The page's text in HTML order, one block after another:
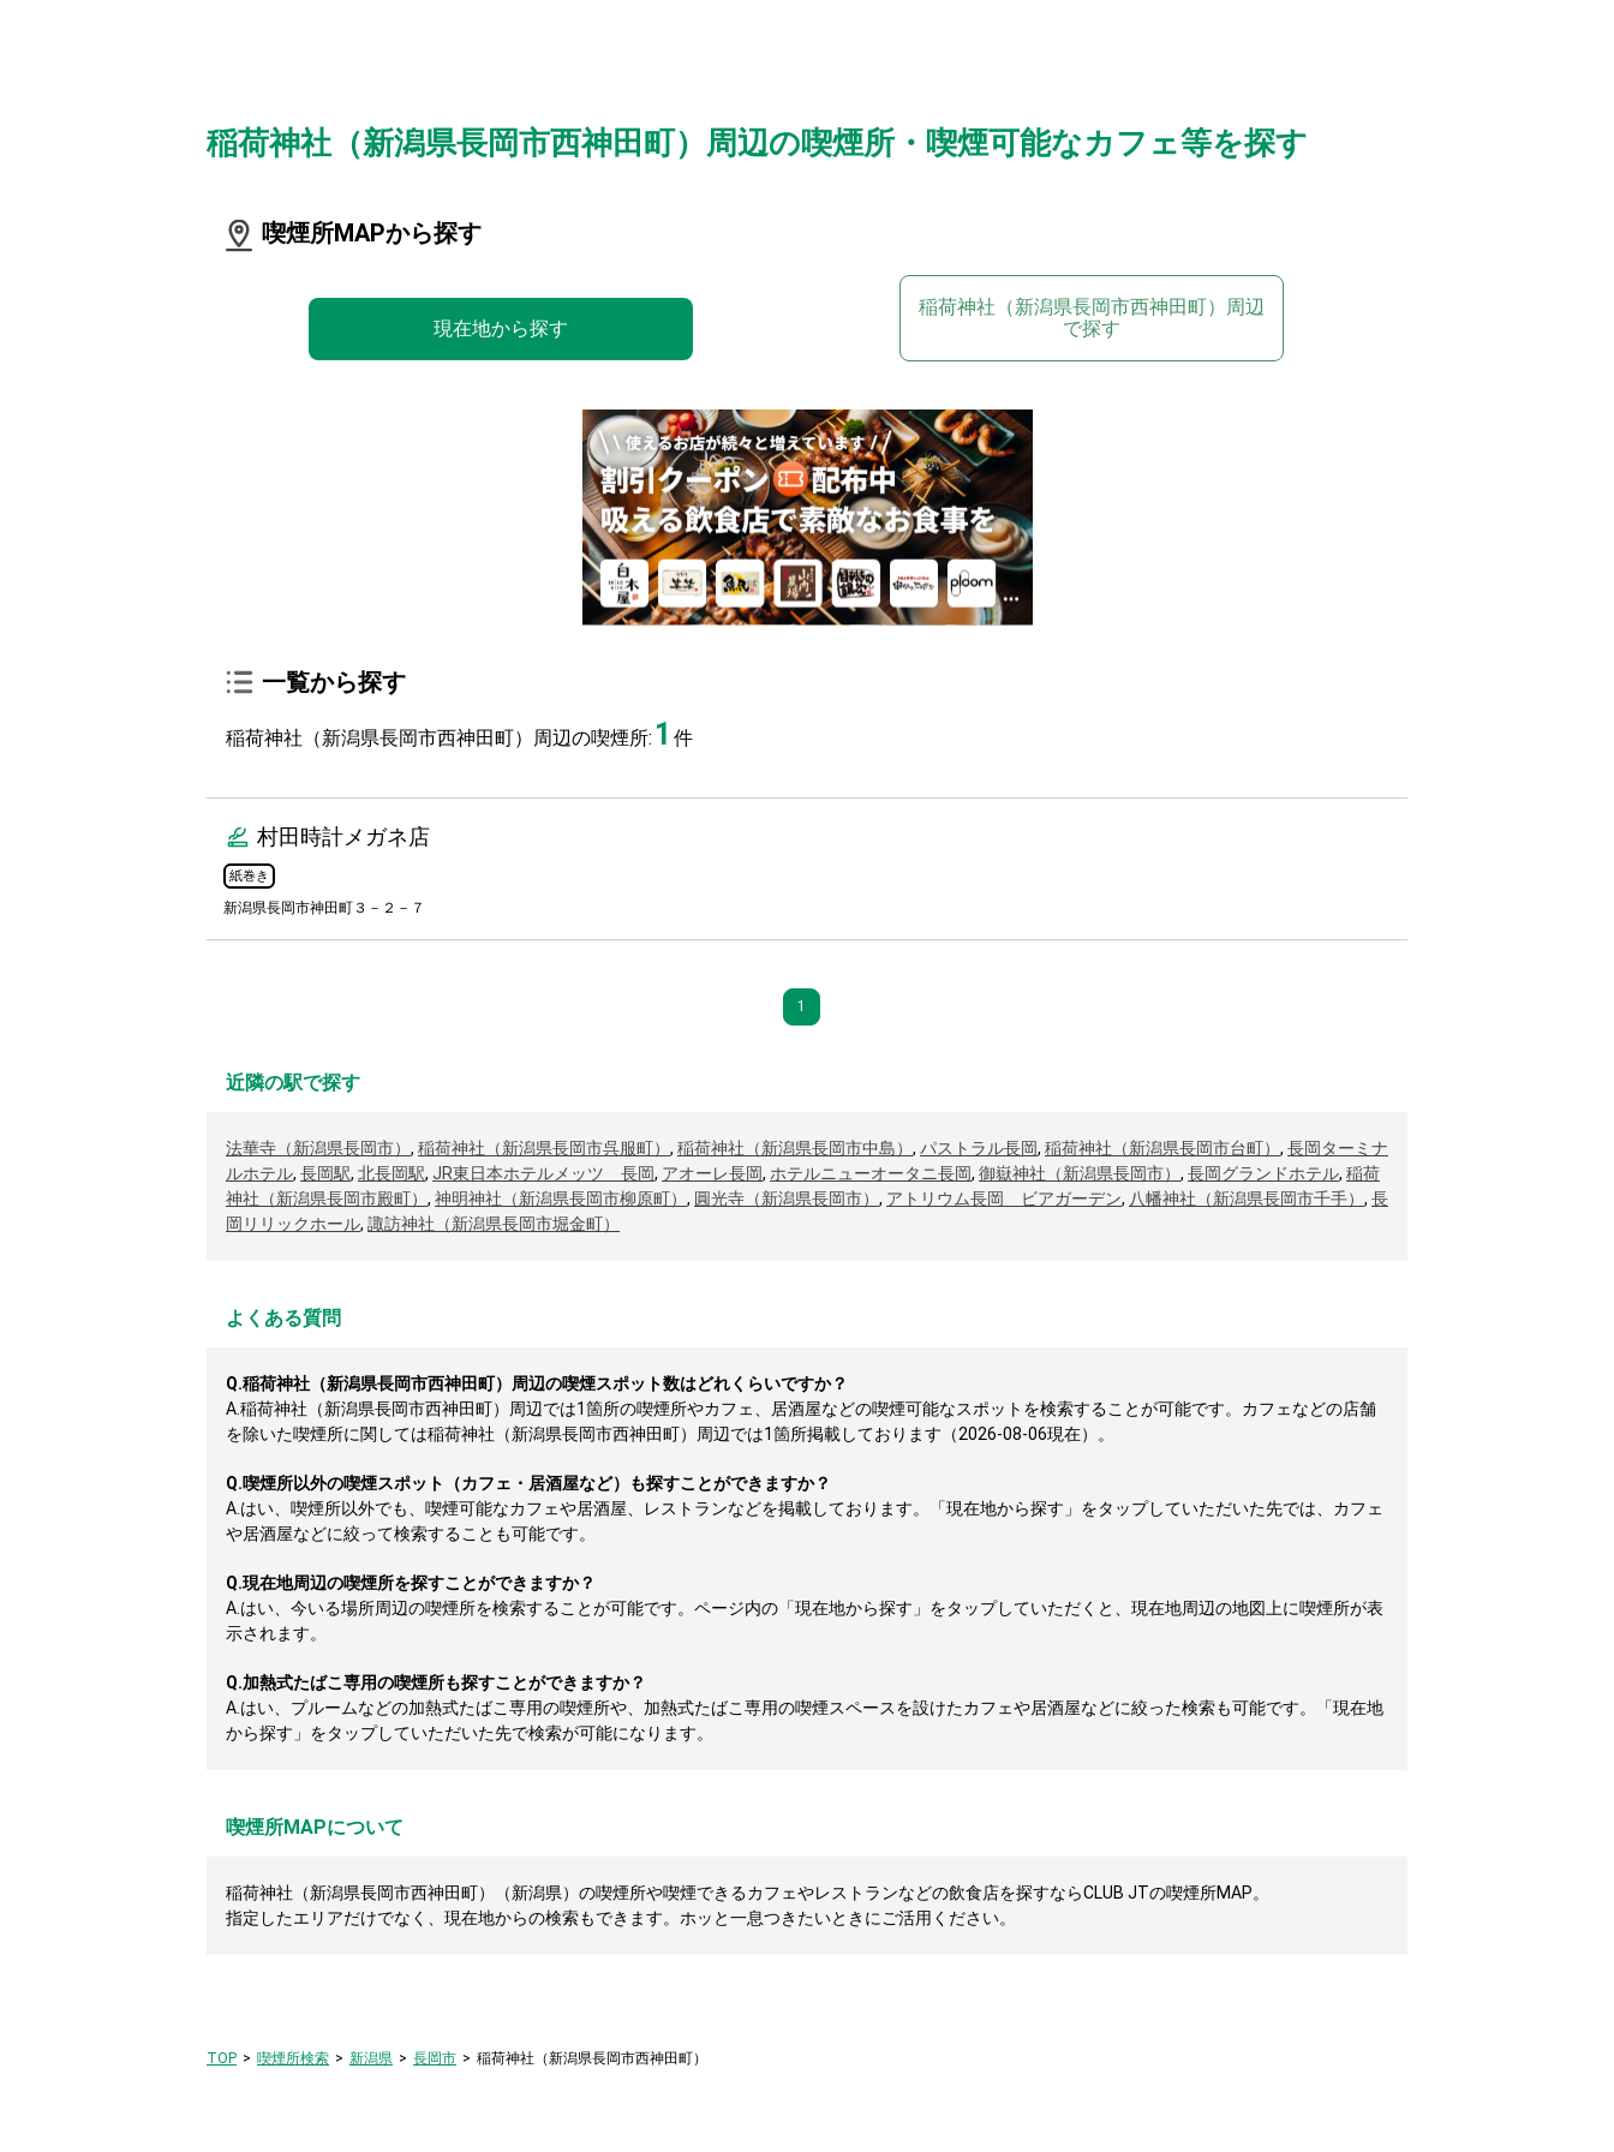
稲荷神社（新潟県長岡市西神田町）周辺の喫煙所・喫煙可能なカフェ等を探す
喫煙所MAPから探す
現在地から探す
稲荷神社（新潟県長岡市西神田町）周辺
で探す
一覧から探す
稲荷神社（新潟県長岡市西神田町）周辺の喫煙所: 1 件
村田時計メガネ店
紙巻き
新潟県長岡市神田町３－２－７
1
近隣の駅で探す
法華寺（新潟県長岡市） , 稲荷神社（新潟県長岡市呉服町） , 稲荷神社（新潟県長岡市中島） , パストラル長岡, 稲荷神社（新潟県長岡市台町） , 長岡ターミナ
ルホテル, 長岡駅, 北長岡駅, JR東日本ホテルメッツ 長岡, アオーレ長岡, ホテルニューオータニ長岡, 御嶽神社（新潟県長岡市） , 長岡グランドホテル, 稲荷
神社（新潟県長岡市殿町） , 神明神社（新潟県長岡市柳原町） , 圓光寺（新潟県長岡市） , アトリウム長岡 ビアガーデン, 八幡神社（新潟県長岡市千手） , 長
岡リリックホール, 諏訪神社（新潟県長岡市堀金町）
よくある質問
Q.稲荷神社（新潟県長岡市西神田町）周辺の喫煙スポット数はどれくらいですか？
A.稲荷神社（新潟県長岡市西神田町）周辺では1箇所の喫煙所やカフェ、居酒屋などの喫煙可能なスポットを検索することが可能です。カフェなどの店舗
を除いた喫煙所に関しては稲荷神社（新潟県長岡市西神田町）周辺では1箇所掲載しております（2026-08-06現在）。
Q.喫煙所以外の喫煙スポット（カフェ・居酒屋など）も探すことができますか？
A. はい、喫煙所以外でも、喫煙可能なカフェや居酒屋、レストランなどを掲載しております。「現在地から探す」をタップしていただいた先では、カフェ
や居酒屋などに絞って検索することも可能です。
Q.現在地周辺の喫煙所を探すことができますか？
A. はい、今いる場所周辺の喫煙所を検索することが可能です。ページ内の「現在地から探す」をタップしていただくと、現在地周辺の地図上に喫煙所が表
示されます。
Q.加熱式たばこ専用の喫煙所も探すことができますか？
A. はい、プルームなどの加熱式たばこ専用の喫煙所や、加熱式たばこ専用の喫煙スペースを設けたカフェや居酒屋などに絞った検索も可能です。「現在地
から探す」をタップしていただいた先で検索が可能になります。
喫煙所MAPについて
稲荷神社（新潟県長岡市西神田町）（新潟県）の喫煙所や喫煙できるカフェやレストランなどの飲食店を探すならCLUB JTの喫煙所MAP。
指定したエリアだけでなく、現在地からの検索もできます。ホッと一息つきたいときにご活用ください。
TOP 喫煙所検索 新潟県 長岡市 稲荷神社（新潟県長岡市西神田町）